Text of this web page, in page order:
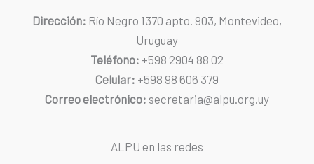
Dirección: Río Negro 1370 apto. 903, Montevideo,
Uruguay
Teléfono: +598 2904 88 02
Celular: +598 98 606 379
Correo electrónico: secretaria@alpu.org.uy
ALPU en las redes